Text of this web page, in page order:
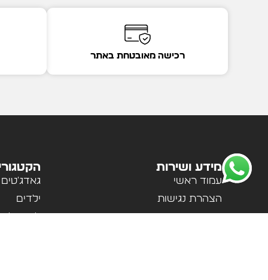
רכישה מאובטחת באתר
מידע ושירות
עמוד ראשי
הצהרת נגישות
מדיניות פרטיות
גאדג'טים
ילדים
לבית